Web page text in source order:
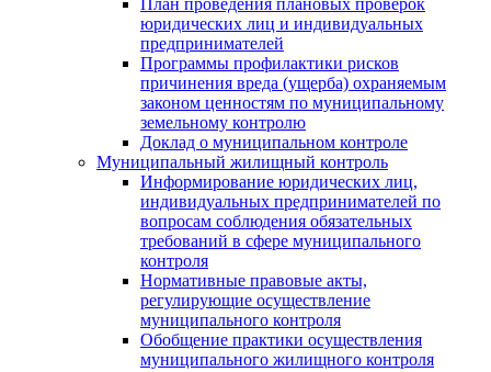
План проведения плановых проверок
юридических лиц и индивидуальных
предпринимателей
Программы профилактики рисков
причинения вреда (ущерба) охраняемым
законом ценностям по муниципальному
земельному контролю
Доклад о муниципальном контроле
Муниципальный жилищный контроль
Информирование юридических лиц,
индивидуальных предпринимателей по
вопросам соблюдения обязательных
требований в сфере муниципального
контроля
Нормативные правовые акты,
регулирующие осуществление
муниципального контроля
Обобщение практики осуществления
муниципального жилищного контроля